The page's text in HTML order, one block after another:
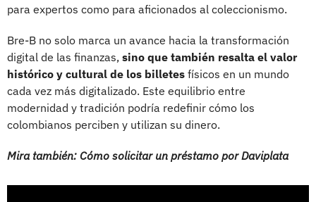
para expertos como para aficionados al coleccionismo.
Bre-B no solo marca un avance hacia la transformación
digital de las finanzas, sino que también resalta el valor
histórico y cultural de los billetes físicos en un mundo
cada vez más digitalizado. Este equilibrio entre
modernidad y tradición podría redefinir cómo los
colombianos perciben y utilizan su dinero.
Mira también: Cómo solicitar un préstamo por Daviplata